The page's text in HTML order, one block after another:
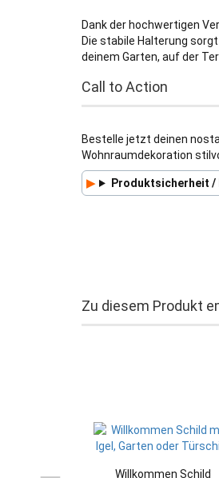
Dank der hochwertigen
Die stabile Halterung
deinem Garten, auf der
Call to Action
Bestelle jetzt deinen
Wohnraumdekoration
Produktsicherheit
Zu diesem Produkt
Willkommen Schild